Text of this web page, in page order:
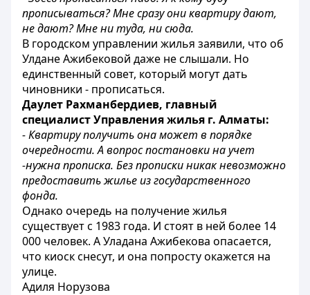
прописываться? Мне сразу они квартиру дают,
не дают? Мне ни туда, ни сюда.
В городском управлении жилья заявили, что об
Улдане Ажибековой даже не слышали. Но
единственный совет, который могут дать
чиновники - прописаться.
Даулет Рахманбердиев, главный
специалист Управления жилья г. Алматы:
- Квартиру получить она может в порядке
очередности. А вопрос постановки на учет
-нужна прописка. Без прописки никак невозможно
предоставить жилье из государственного
фонда.
Однако очередь на получение жилья
существует с 1983 года. И стоят в ней более 14
000 человек. А Уладана Ажибекова опасается,
что киоск снесут, и она попросту окажется на
улице.
Адиля Норузова